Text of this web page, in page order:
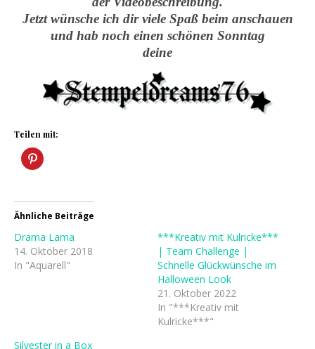
Jetzt wünsche ich dir viele Spaß beim anschauen
und hab noch einen schönen Sonntag
deine
Teilen mit:
Ähnliche Beiträge
Drama Lama
14. Oktober 2018
In "Aquarell"
***Kreativ mit Kulricke***
| Team Challenge |
Schnelle Glückwünsche im
Halloween Look
21. Oktober 2022
In "***Kreativ mit
Kulricke***"
Silvester in a Box